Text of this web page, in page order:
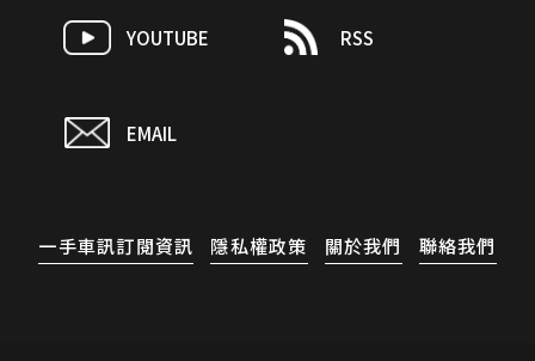
YOUTUBE RSS
EMAIL
一手車訊訂閱資訊 隱私權政策 關於我們 聯絡我們